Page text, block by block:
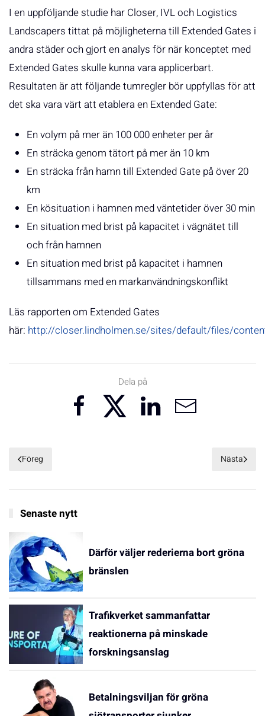
I en uppföljande studie har Closer, IVL och Logistics
Landscapers tittat på möjligheterna till Extended Gates i
andra städer och gjort en analys för när konceptet med
Extended Gates skulle kunna vara applicerbart.
Resultaten är att följande tumregler bör uppfyllas för att
det ska vara värt att etablera en Extended Gate:
En volym på mer än 100 000 enheter per år
En sträcka genom tätort på mer än 10 km
En sträcka från hamn till Extended Gate på över 20
km
En kösituation i hamnen med väntetider över 30 min
En situation med brist på kapacitet i vägnätet till
och från hamnen
En situation med brist på kapacitet i hamnen
tillsammans med en markanvändningskonflikt
Läs rapporten om Extended Gates
här: http://closer.lindholmen.se/sites/default/files/
Dela på
Föreg Nästa
Senaste nytt
Därför väljer rederierna bort gröna
bränslen
Trafikverket sammanfattar
reaktionerna på minskade
forskningsanslag
Betalningsviljan för gröna